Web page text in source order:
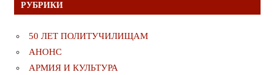
РУБРИКИ
50 ЛЕТ ПОЛИТУЧИЛИЩАМ
АНОНС
АРМИЯ И КУЛЬТУРА